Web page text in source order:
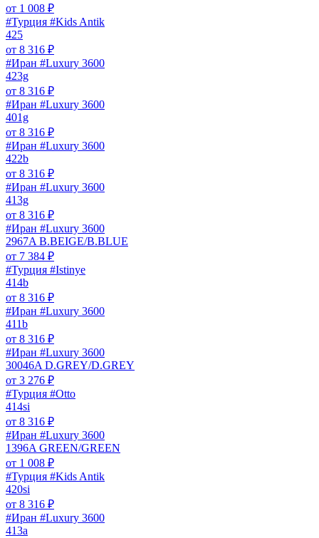
от 1 008 ₽
#Турция #Kids Antik
425
от 8 316 ₽
#Иран #Luxury 3600
423g
от 8 316 ₽
#Иран #Luxury 3600
401g
от 8 316 ₽
#Иран #Luxury 3600
422b
от 8 316 ₽
#Иран #Luxury 3600
413g
от 8 316 ₽
#Иран #Luxury 3600
2967A B.BEIGE/B.BLUE
от 7 384 ₽
#Турция #Istinye
414b
от 8 316 ₽
#Иран #Luxury 3600
411b
от 8 316 ₽
#Иран #Luxury 3600
30046A D.GREY/D.GREY
от 3 276 ₽
#Турция #Otto
414si
от 8 316 ₽
#Иран #Luxury 3600
1396A GREEN/GREEN
от 1 008 ₽
#Турция #Kids Antik
420si
от 8 316 ₽
#Иран #Luxury 3600
413a